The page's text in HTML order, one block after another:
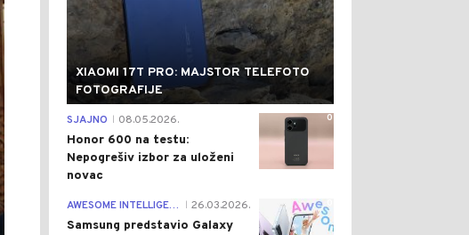
XIAOMI 17T PRO: MAJSTOR TELEFOTO
FOTOGRAFIJE
0
SJAJNO 08.05.2026.
Honor 600 na testu:
Nepogrešiv izbor za uloženi
novac
AWESOME INTELLIGENCE 26.03.2026.
Samsung predstavio Galaxy